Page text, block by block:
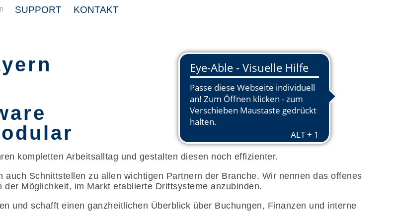
SUPPORT KONTAKT
kompletten Arbeitsalltag und gestalten diesen noch effizienter.
Schnittstellen zu allen wichtigen Partnern der Branche. Wir nennen das offenes
Möglichkeit, im Markt etablierte Drittsysteme anzubinden.
und schafft einen ganzheitlichen Überblick über Buchungen, Finanzen und interne